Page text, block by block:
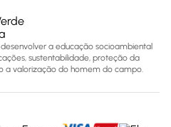
a educação socioambiental
sustentabilidade, proteção da
a valorização do homem do campo.